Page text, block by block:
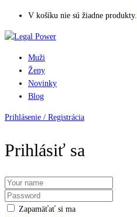
V košíku nie sú žiadne produkty.
Muži
Ženy
Novinky
Blog
Prihlásenie / Registrácia
Prihlásiť sa
Zapamäťať si ma